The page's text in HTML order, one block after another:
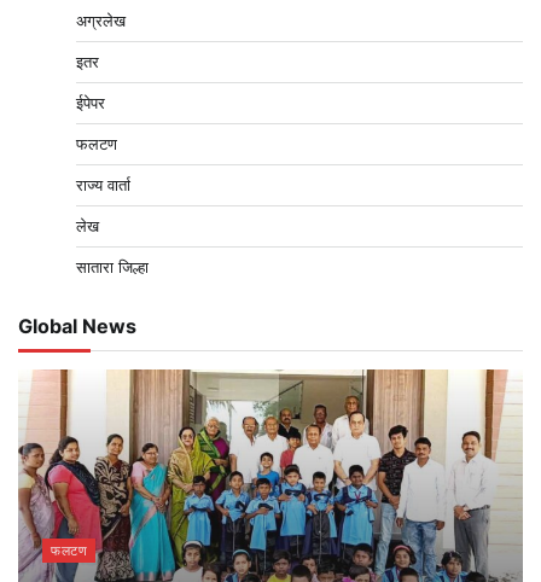
अग्रलेख
इतर
ईपेपर
फलटण
राज्य वार्ता
लेख
सातारा जिल्हा
Global News
फलटण